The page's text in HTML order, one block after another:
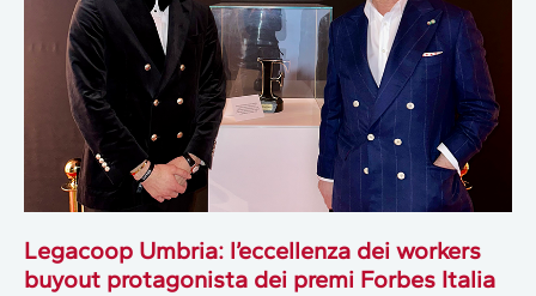
Legacoop Umbria: l’eccellenza dei workers
buyout protagonista dei premi Forbes Italia